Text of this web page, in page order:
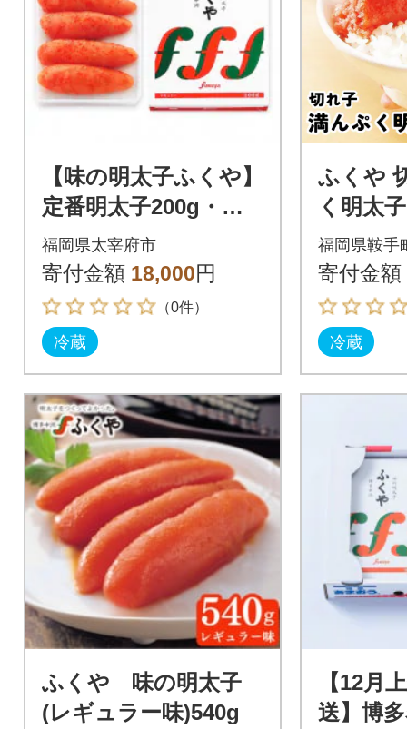
【味の明太子ふくや】
定番明太子200g・太
宰府限定『合格缶』・
長浜ラーメン5食入
福岡県太宰府市
寄付金額 18,000円
（0件）
冷蔵
ふくや
く明太
レギュ
福岡県鞍手
寄付金額
冷蔵
ふくや 味の明太子
(レギュラー味)540g
【12月
送】博